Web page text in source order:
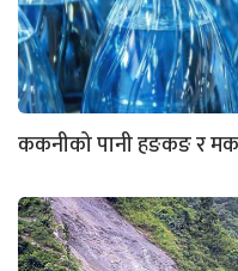
ककनीको पानी हङकङ र